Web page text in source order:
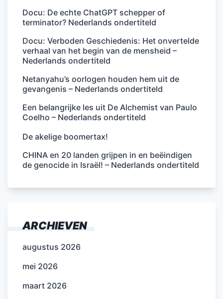
Docu: De echte ChatGPT schepper of
terminator? Nederlands ondertiteld
Docu: Verboden Geschiedenis: Het onvertelde
verhaal van het begin van de mensheid –
Nederlands ondertiteld
Netanyahu’s oorlogen houden hem uit de
gevangenis – Nederlands ondertiteld
Een belangrijke les uit De Alchemist van Paulo
Coelho – Nederlands ondertiteld
De akelige boomertax!
CHINA en 20 landen grijpen in en beëindigen
de genocide in Israël! – Nederlands ondertiteld
ARCHIEVEN
augustus 2026
mei 2026
maart 2026